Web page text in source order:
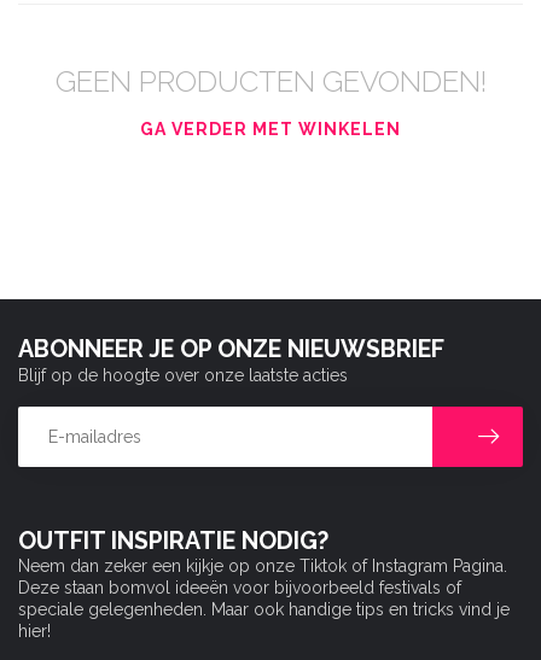
GEEN PRODUCTEN GEVONDEN!
GA VERDER MET WINKELEN
OUTFIT INSPIRATIE NODIG?
Neem dan zeker een kijkje op onze Tiktok of Instagram Pagina.
Deze staan bomvol ideeën voor bijvoorbeeld festivals of
speciale gelegenheden. Maar ook handige tips en tricks vind je
hier!
ABONNEER JE OP ONZE NIEUWSBRIEF
Blijf op de hoogte over onze laatste acties